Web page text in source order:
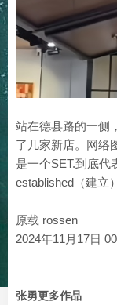
站在德县路的一侧
了几家新店。网络
是一个SET.到底代
established（建立
原载 rossen
2024年11月17日
张勇更多作品